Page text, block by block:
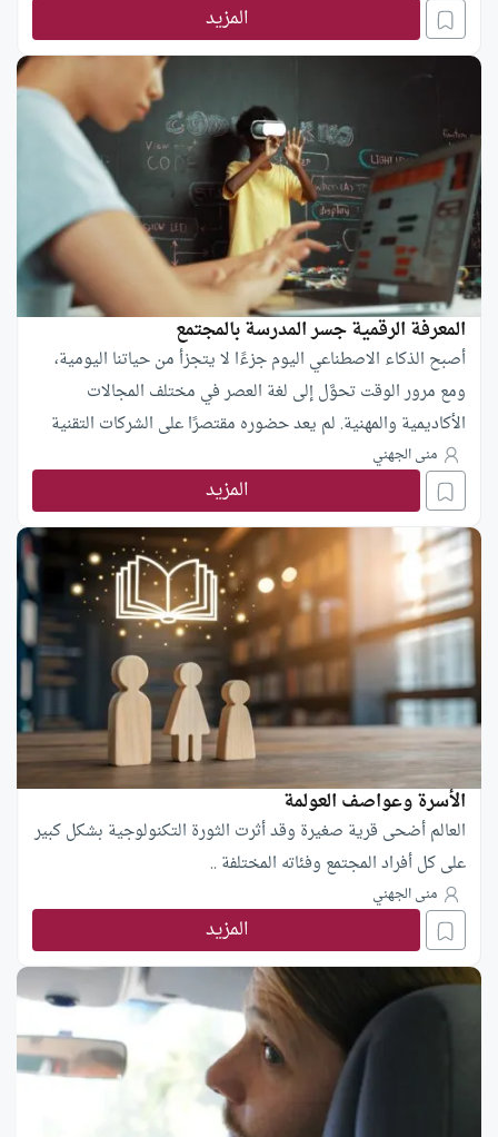
المزيد
المعرفة الرقمية جسر المدرسة بالمجتمع
أصبح الذكاء الاصطناعي اليوم جزءًا لا يتجزأ من حياتنا اليومية،
ومع مرور الوقت تحوَّل إلى لغة العصر في مختلف المجالات
الأكاديمية والمهنية. لم يعد حضوره مقتصرًا على الشركات التقنية
ووسائل التواصل الاجتماعي فحسب، بل أصبح مكوّنًا أساسيًا في
تفاصيل الحياة والعمل والتعلّم. ومن هنا، لم يعد إدماجه في التعليم
رفاهية، بل أصبح ضرورة لتواكب متطلبات
منى الجهني
المزيد
الأسرة وعواصف العولمة
العالم أضحى قرية صغيرة وقد أثرت الثورة التكنولوجية بشكل كبير
على كل أفراد المجتمع وفئاته المختلفة ..
منى الجهني
المزيد